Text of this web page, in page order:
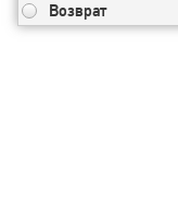
Возврат